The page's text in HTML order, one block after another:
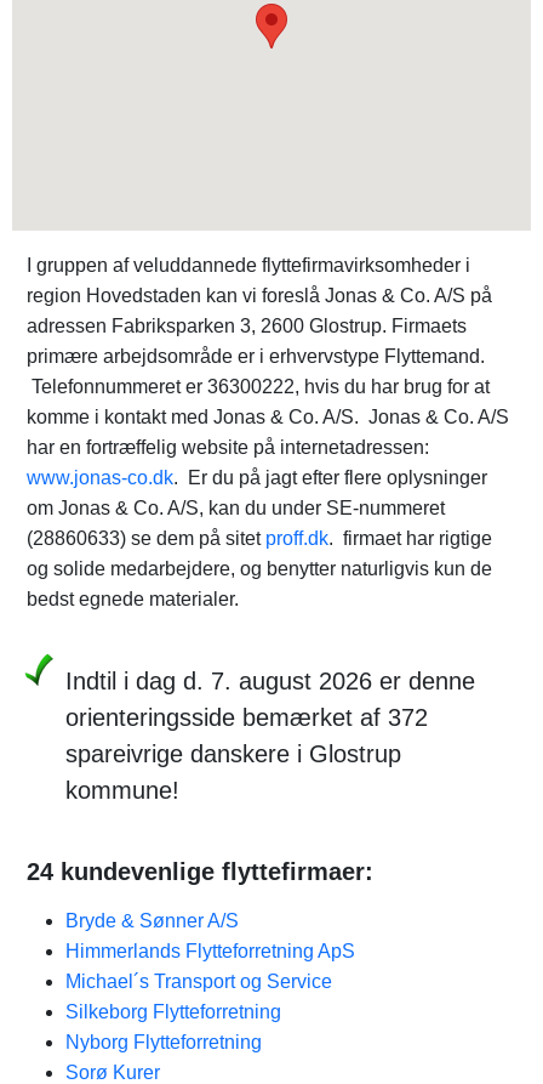
I gruppen af veluddannede flyttefirmavirksomheder i
region Hovedstaden kan vi foreslå Jonas & Co. A/S på
adressen Fabriksparken 3, 2600 Glostrup. Firmaets
primære arbejdsområde er i erhvervstype Flyttemand.
Telefonnummeret er 36300222, hvis du har brug for at
komme i kontakt med Jonas & Co. A/S. Jonas & Co. A/S
har en fortræffelig website på internetadressen:
www.jonas-co.dk. Er du på jagt efter flere oplysninger
om Jonas & Co. A/S, kan du under SE-nummeret
(28860633) se dem på sitet proff.dk. firmaet har rigtige
og solide medarbejdere, og benytter naturligvis kun de
bedst egnede materialer.
Indtil i dag d. 7. august 2026 er denne
orienteringsside bemærket af 372
spareivrige danskere i Glostrup
kommune!
24 kundevenlige flyttefirmaer:
Bryde & Sønner A/S
Himmerlands Flytteforretning ApS
Michael´s Transport og Service
Silkeborg Flytteforretning
Nyborg Flytteforretning
Sorø Kurer